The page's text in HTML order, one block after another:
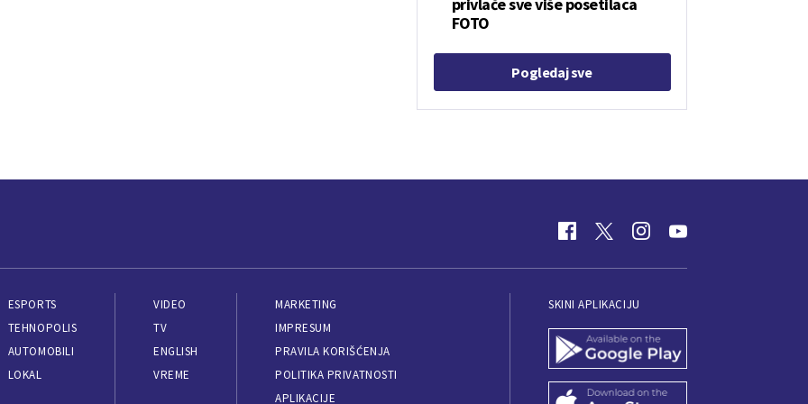
FOTO
Pogledaj sve
ESPORTS
TEHNOPOLIS
AUTOMOBILI
LOKAL
VIDEO
TV
ENGLISH
VREME
MARKETING
IMPRESUM
PRAVILA KORIŠĆENJA
POLITIKA PRIVATNOSTI
APLIKACIJE
SKINI APLIKACIJU